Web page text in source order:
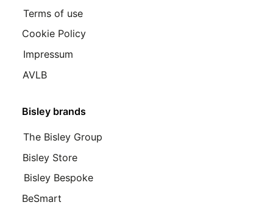
Bisley brands
The Bisley Group
Bisley Store
Bisley Bespoke
BeSmart
Terms of use
Cookie Policy
Impressum
AVLB